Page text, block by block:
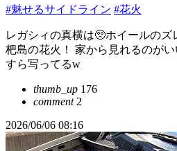
#魅せるサイドライン #花火
レガシィの真横は🥺ホイールの
杷島の花火！ 家から見れるのが
すら写ってるw
thumb_up 176
comment2
2026/06/06 08:16